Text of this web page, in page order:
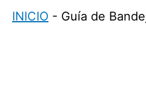
INICIO - Guía de